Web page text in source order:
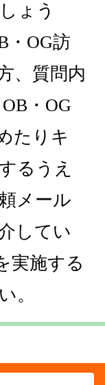
ょう
・OG訪
、質問内
・OG
たりキ
るうえ
メール
してい
実施する
。